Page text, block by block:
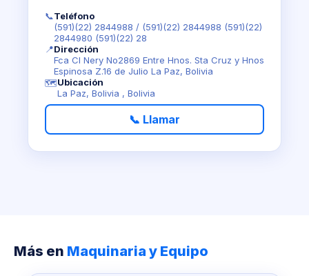
📞Teléfono
(591)(22) 2844988 / (591)(22) 2844988 (591)(22)
2844980 (591)(22) 28
📍Dirección
Fca Cl Nery No2869 Entre Hnos. Sta Cruz y Hnos
Espinosa Z.16 de Julio La Paz, Bolivia
🗺️Ubicación
La Paz, Bolivia , Bolivia
📞 Llamar
Más en Maquinaria y Equipo